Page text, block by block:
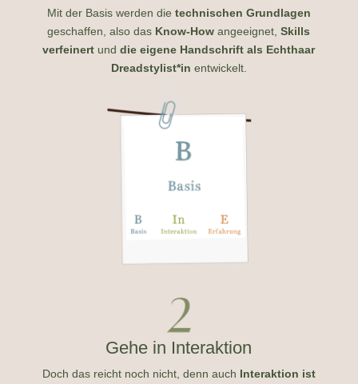
Mit der Basis werden die technischen Grundlagen
geschaffen,also das Know-How angeeignet,Skills
verfeinert unddie eigene Handschrift als Echthaar
Dreadstylist*in entwickelt.
Gehe in Interaktion
Doch das reicht noch nicht, denn auch Interaktion ist